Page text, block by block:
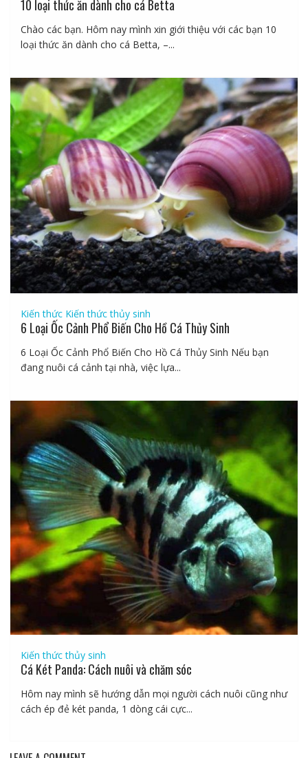
10 loại thức ăn dành cho cá Betta
Chào các bạn. Hôm nay mình xin giới thiệu với các bạn 10
loại thức ăn dành cho cá Betta, –...
Kiến thức Kiến thức thủy sinh
6 Loại Ốc Cảnh Phổ Biến Cho Hồ Cá Thủy Sinh
6 Loại Ốc Cảnh Phổ Biến Cho Hồ Cá Thủy Sinh Nếu bạn
đang nuôi cá cảnh tại nhà, việc lựa...
Kiến thức thủy sinh
Cá Két Panda: Cách nuôi và chăm sóc
Hôm nay mình sẽ hướng dẫn mọi người cách nuôi cũng như
cách ép đẻ két panda, 1 dòng cái cực...